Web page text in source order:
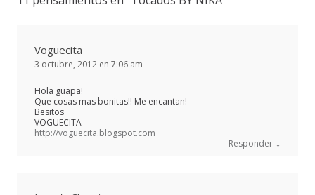
Voguecita
3 octubre, 2012 en 7:06 am
Hola guapa!
Que cosas mas bonitas!! Me encantan!
Besitos
VOGUECITA
http://voguecita.blogspot.com
Responder ↓